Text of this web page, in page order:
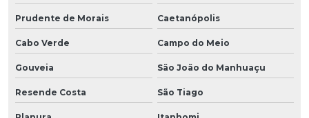
Prudente de Morais Caetanópolis
Cabo Verde Campo do Meio
Gouveia São João do Manhuaçu
Resende Costa São Tiago